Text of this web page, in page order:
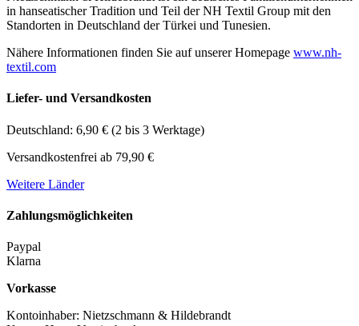
in hanseatischer Tradition und Teil der NH Textil Group mit den
Standorten in Deutschland der Türkei und Tunesien.
Nähere Informationen finden Sie auf unserer Homepage www.nh-
textil.com
Liefer- und Versandkosten
Deutschland: 6,90 € (2 bis 3 Werktage)
Versandkostenfrei ab 79,90 €
Weitere Länder
Zahlungsmöglichkeiten
Paypal
Klarna
Vorkasse
Kontoinhaber: Nietzschmann & Hildebrandt